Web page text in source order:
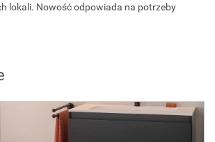
lokali. Nowość odpowiada na potrzeby